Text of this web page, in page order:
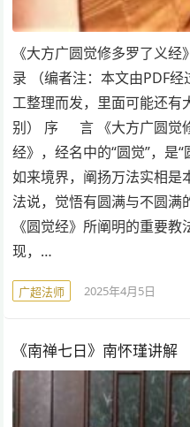
《大方广圆觉修多罗了义
录 （编者注：本文由PDF
工整理而发，里面可能还有
别） 序 言 《大方广圆觉
经》，经名中的“圆觉”，是
如来境界，阐扬万法实相是
法说，觉悟有圆满与不圆满
《圆觉经》所阐明的重要
现，…
广超法师 2025年4月5日
《南禅七日》南怀瑾讲解